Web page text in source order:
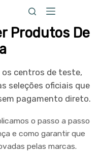
Produtos De
centros de teste,
seleções oficiais que
pagamento direto.
o passo a passo
e como garantir que
pelas marcas.